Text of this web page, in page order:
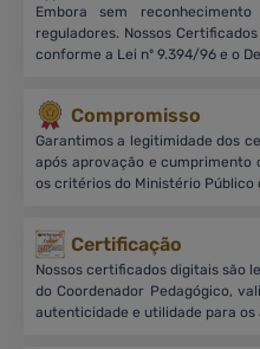
Embora sem
reguladores. Nossos
conforme a Lei nº 9.394/96 e o
Compromisso
Garantimos a legitimidade dos
após aprovação e cumprimento
os critérios do Ministério Público
Certificação
Nossos certificados digitais são
do Coordenador Pedagógico,
autenticidade e utilidade para os